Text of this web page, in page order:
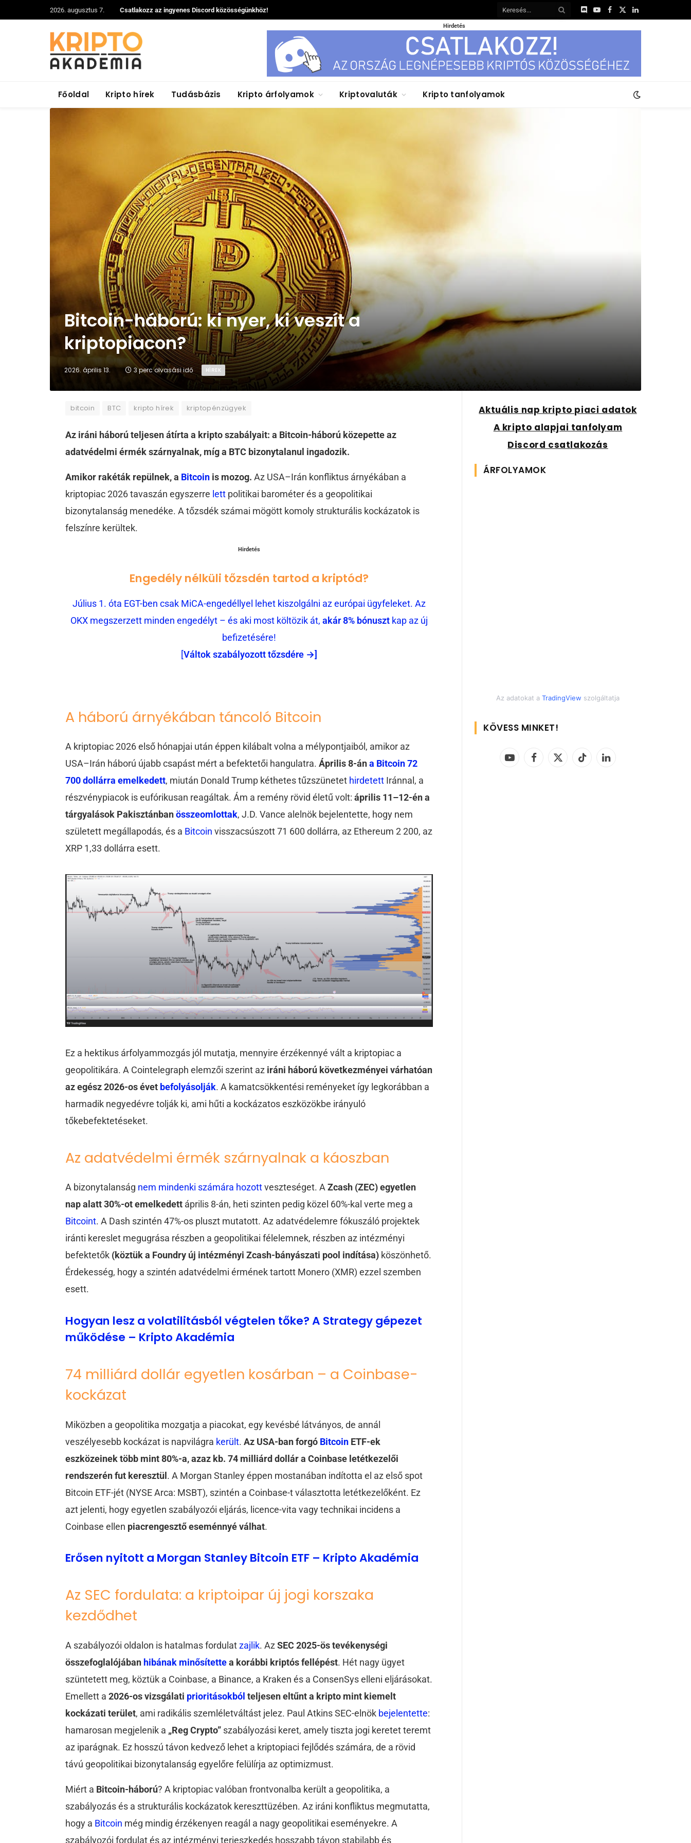
2026. augusztus 7. Csatlakozz az ingyenes Discord közösségünkhöz!
DiscordYouTube
Facebook
X
LinkedIn
Hirdetés
Főoldal Kripto hírek Tudásbázis Kripto árfolyamok Kriptovaluták Kripto tanfolyamok
Bitcoin-háború: ki nyer, ki veszít a
kriptopiacon?
2026. április 13. 3 perc olvasási idő HÍREK
bitcoin BTC kripto hírek kriptopénzügyek
Az iráni háború teljesen átírta a kripto szabályait: a Bitcoin-háború közepette az
adatvédelmi érmék szárnyalnak, míg a BTC bizonytalanul ingadozik.
Amikor rakéták repülnek, a Bitcoin is mozog. Az USA–Irán konfliktus árnyékában a
kriptopiac 2026 tavaszán egyszerre lett politikai barométer és a geopolitikai
bizonytalanság menedéke. A tőzsdék számai mögött komoly strukturális kockázatok is
felszínre kerültek.
Hirdetés
Engedély nélküli tőzsdén tartod a kriptód?
Július 1. óta EGT-ben csak MiCA-engedéllyel lehet kiszolgálni az európai ügyfeleket. Az
OKX megszerzett minden engedélyt – és aki most költözik át, akár 8% bónuszt kap az új
befizetésére!
[Váltok szabályozott tőzsdére →]
A háború árnyékában táncoló Bitcoin
A kriptopiac 2026 első hónapjai után éppen kilábalt volna a mélypontjaiból, amikor az
USA–Irán háború újabb csapást mért a befektetői hangulatra.Április 8-ána Bitcoin 72
700 dollárra emelkedett, miután Donald Trump kéthetes tűzszünetet hirdetett Iránnal, a
részvénypiacok is eufórikusan reagáltak. Ám a remény rövid életű volt:április 11–12-én a
tárgyalások Pakisztánbanösszeomlottak, J.D. Vance alelnök bejelentette, hogy nem
született megállapodás, és a Bitcoinvisszacsúszott 71 600 dollárra, az Ethereum 2 200, az
XRP 1,33 dollárra esett.
Ez a hektikus árfolyammozgás jól mutatja, mennyire érzékennyé vált a kriptopiac a
geopolitikára. A Cointelegraph elemzői szerint az iráni háború következményei várhatóan
az egész 2026-os évet befolyásolják. A kamatcsökkentési reményeket így legkorábban a
harmadik negyedévre tolják ki, ami hűti a kockázatos eszközökbe irányuló
tőkebefektetéseket.
Az adatvédelmi érmék szárnyalnak a káoszban
A bizonytalanság nem mindenki számára hozottveszteséget. AZcash (ZEC) egyetlen
nap alatt 30%-ot emelkedett április 8-án, heti szinten pedig közel 60%-kal verte meg a
Bitcoint. A Dash szintén 47%-os pluszt mutatott. Az adatvédelemre fókuszáló projektek
iránti kereslet megugrása részben a geopolitikai félelemnek, részben az intézményi
befektetők (köztük a Foundry új intézményi Zcash-bányászati pool indítása) köszönhető.
Érdekesség, hogy a szintén adatvédelmi érmének tartott Monero (XMR) ezzel szemben
esett.
Hogyan lesz a volatilitásból végtelen tőke? A Strategy gépezet
működése – Kripto Akadémia
74 milliárd dollár egyetlen kosárban – a Coinbase-
kockázat
Miközben a geopolitika mozgatja a piacokat, egy kevésbé látványos, de annál
veszélyesebb kockázat is napvilágra került.Az USA-ban forgó Bitcoin ETF-ek
eszközeinek több mint 80%-a, azaz kb. 74 milliárd dollár a Coinbase letétkezelői
rendszerén fut keresztül. A Morgan Stanley éppen mostanában indította el az első spot
Bitcoin ETF-jét (NYSE Arca: MSBT), szintén a Coinbase-t választotta letétkezelőként. Ez
azt jelenti, hogy egyetlen szabályozói eljárás, licence-vita vagy technikai incidens a
Coinbase ellen piacrengesztő eseménnyé válhat.
Erősen nyitott a Morgan Stanley Bitcoin ETF – Kripto Akadémia
Az SEC fordulata: a kriptoipar új jogi korszaka
kezdődhet
A szabályozói oldalon is hatalmas fordulatzajlik. AzSEC 2025-ös tevékenységi
összefoglalójában hibának minősítettea korábbi kriptós fellépést. Hét nagy ügyet
szüntetett meg, köztük a Coinbase, a Binance, a Kraken és a ConsenSys elleni eljárásokat.
Emellett a2026-os vizsgálati prioritásokbólteljesen eltűnt a kripto mint kiemelt
kockázati terület, ami radikális szemléletváltást jelez. Paul Atkins SEC-elnök bejelentette:
hamarosan megjelenik a „Reg Crypto” szabályozási keret, amely tiszta jogi keretet teremt
az iparágnak. Ez hosszú távon kedvező lehet a kriptopiaci fejlődés számára, de a rövid
távú geopolitikai bizonytalanság egyelőre felülírja az optimizmust.
Miért a Bitcoin-háború? A kriptopiac valóban frontvonalba került a geopolitika, a
szabályozás és a strukturális kockázatok kereszttüzében. Az iráni konfliktus megmutatta,
hogy a Bitcoin még mindig érzékenyen reagál a nagy geopolitikai eseményekre. A
szabályozói fordulat és az intézményi terjeszkedés hosszabb távon stabilabb és
Aktuális nap kripto piaci adatok
A kripto alapjai tanfolyam
Discord csatlakozás
ÁRFOLYAMOK
Az adatokat a TradingView szolgáltatja
KÖVESS MINKET!
YouTubeFacebook
X
TikTok LinkedIn